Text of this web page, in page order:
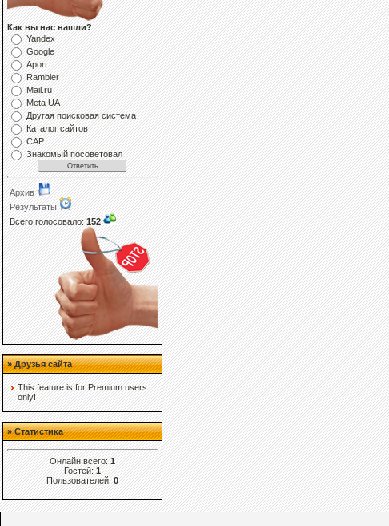
Как вы нас нашли?
Yandex
Google
Aport
Rambler
Mail.ru
Meta UA
Другая поисковая система
Каталог сайтов
САР
Знакомый посоветовал
Архив
Результаты
Всего голосовало:152
» Друзья сайта
This feature is for Premium users
only!
» Статистика
Онлайн всего:1
Гостей:1
Пользователей:0